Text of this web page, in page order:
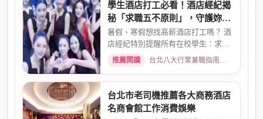
學生酒店打工必看！酒店經紀揭
秘「求職五不原則」，守護妳的
求職安全
暑假、寒假想找高薪酒店打工嗎？ 酒
店經紀特別提醒所有在校學生：求職
時請務必堅守「五不原則」...
推薦閱讀 台北八大行業兼職指南：熱門職缺與求職須知 · 2026-03-09
台北市老司機推薦各大商務酒店
名商會館工作消費娛樂